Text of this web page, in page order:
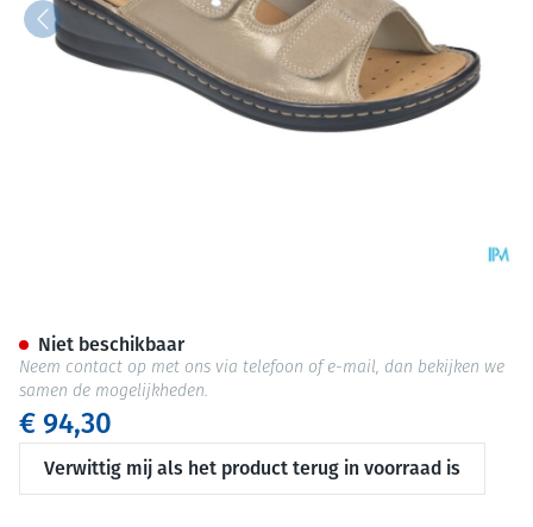
€ 94,30
Verwittig mij als het product terug in voorraad is
Niet beschikbaar
Neem contact op met ons via telefoon of e-mail, dan bekijken we
samen de mogelijkheden.